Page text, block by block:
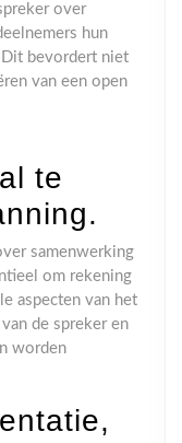
over
hun
Dit bevordert niet
van een open
te
samenwerking
om rekening
aspecten van het
de spreker en
worden